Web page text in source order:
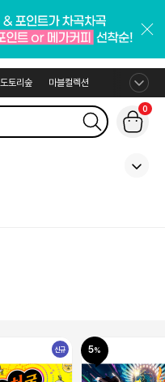
도토리숲 마블컬렉션
0
신규 5